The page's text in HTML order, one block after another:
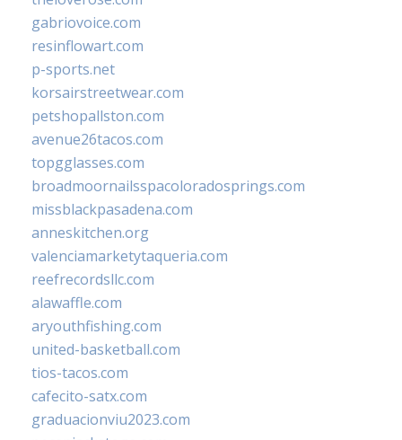
gabriovoice.com
resinflowart.com
p-sports.net
korsairstreetwear.com
petshopallston.com
avenue26tacos.com
topgglasses.com
broadmoornailsspacoloradosprings.com
missblackpasadena.com
anneskitchen.org
valenciamarketytaqueria.com
reefrecordsllc.com
alawaffle.com
aryouthfishing.com
united-basketball.com
tios-tacos.com
cafecito-satx.com
graduacionviu2023.com